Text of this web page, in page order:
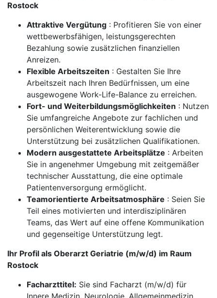
Rostock
Attraktive Vergütung : Profitieren Sie von einer
wettbewerbsfähigen, leistungsgerechten
Bezahlung sowie zusätzlichen finanziellen
Anreizen.
Flexible Arbeitszeiten : Gestalten Sie Ihre
Arbeitszeit nach Ihren Bedürfnissen, um eine
ausgewogene Work-Life-Balance zu erreichen.
Fort- und Weiterbildungsmöglichkeiten : Nutzen
Sie umfangreiche Angebote zur fachlichen und
persönlichen Weiterentwicklung sowie die
Unterstützung bei zusätzlichen Qualifikationen.
Modern ausgestattete Arbeitsplätze : Arbeiten
Sie in angenehmer Umgebung mit zeitgemäßer
technischer Ausstattung, die eine optimale
Patientenversorgung ermöglicht.
Teamorientierte Arbeitsatmosphäre : Seien Sie
Teil eines motivierten und interdisziplinären
Teams, das Wert auf eine offene Kommunikation
und gegenseitige Unterstützung legt.
Ihr Profil als Oberarzt Geriatrie (m/w/d) im Raum
Rostock
Facharzttitel: Sie sind Facharzt (m/w/d) für
Innere Medizin, Neurologie, Allgemeinmedizin